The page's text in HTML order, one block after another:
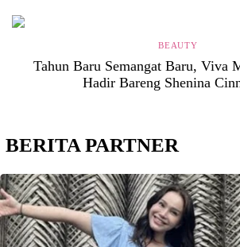
BEAUTY
Tahun Baru Semangat Baru, Viva
Hadir Bareng Shenina